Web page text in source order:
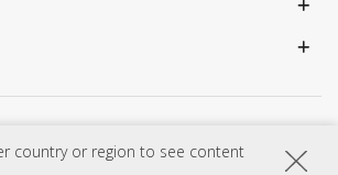
country or region to see content
árak és elérhetőségek előzetes értesítés nélkül változhatnak. A
és a programok országonként eltérőek lehetnek; a teljes körű